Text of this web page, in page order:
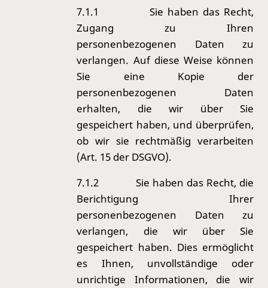
7.1.1 Sie haben das Recht,
Zugang zu Ihren
personenbezogenen Daten zu
verlangen. Auf diese Weise können
Sie eine Kopie der
personenbezogenen Daten
erhalten, die wir über Sie
gespeichert haben, und überprüfen,
ob wir sie rechtmäßig verarbeiten
(Art. 15 der DSGVO).
7.1.2 Sie haben das Recht, die
Berichtigung Ihrer
personenbezogenen Daten zu
verlangen, die wir über Sie
gespeichert haben. Dies ermöglicht
es Ihnen, unvollständige oder
unrichtige Informationen, die wir